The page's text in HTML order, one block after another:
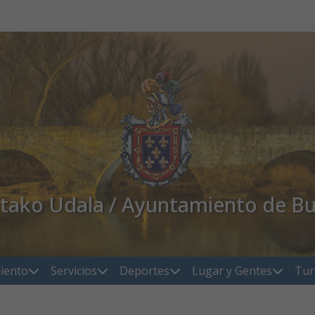
Udala / Ayuntamiento de
Servicios Deportes Lugar y Gentes